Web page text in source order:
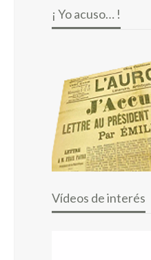
¡ Yo acuso… !
Vídeos de interés